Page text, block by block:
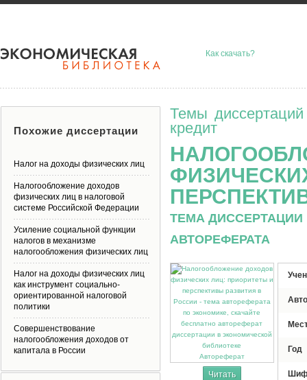
Как скачать?
Темы
кредит
ТЕМА
АВТОРЕФЕРАТА
Автореферат
Читать
Год
Похожие диссертации
Налог на доходы физических лиц
Налогообложение доходов
физических лиц в налоговой
системе Российской Федерации
Усиление социальной функции
налогов в механизме
налогообложения физических лиц
Налог на доходы физических лиц
как инструмент социально-
ориентированной налоговой
политики
Совершенствование
налогообложения доходов от
капитала в России